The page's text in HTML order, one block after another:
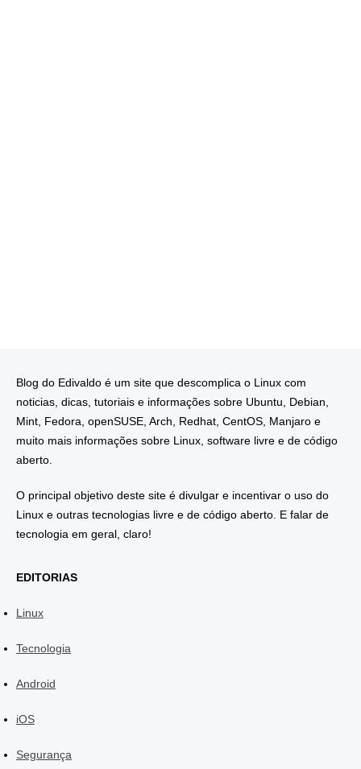
Blog do Edivaldo é um site que descomplica o Linux com
noticias, dicas, tutoriais e informações sobre Ubuntu, Debian,
Mint, Fedora, openSUSE, Arch, Redhat, CentOS, Manjaro e
muito mais informações sobre Linux, software livre e de código
aberto.
O principal objetivo deste site é divulgar e incentivar o uso do
Linux e outras tecnologias livre e de código aberto. E falar de
tecnologia em geral, claro!
EDITORIAS
Linux
Tecnologia
Android
iOS
Segurança